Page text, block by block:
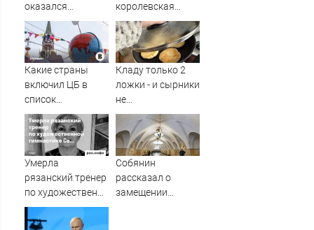
оказался
неподсуден
королевская
семья
проигнорировала
45-летие Меган
Маркл
Какие страны
включил ЦБ в
список
«недружественных»
Кладу только 2
ложки - и сырники
не
разваливаются:
никакой
творожной каши -
рецепт
Умерла
рязанский тренер
по художественной
гимнастике
Светлана
Собянин
рассказал о
замещении